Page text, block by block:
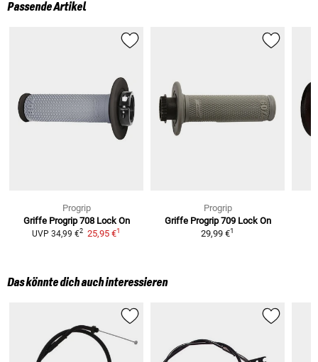
Passende Artikel
Progrip
Griffe Progrip 708 Lock On
UVP 34,99 €2 25,95 €1
Progrip
Griffe Progrip 709 Lock On
29,99 €1
Das könnte dich auch interessieren